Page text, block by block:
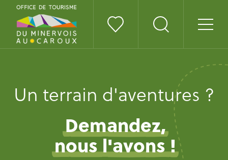
Un terrain d'aventures ?
Demandez,
nous l'avons !